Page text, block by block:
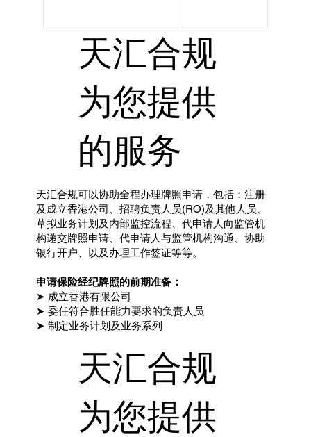
天汇合规
为您提供
的服务
天汇合规可以协助全程办理牌照申请，包括：注册
及成立香港公司、招聘负责人员(RO)及其他人员、
草拟业务计划及内部监控流程、代申请人向监管机
构递交牌照申请、代申请人与监管机构沟通、协助
银行开户、以及办理工作签证等等。
申请保险经纪牌照的前期准备：
➤ 成立香港有限公司
➤ 委任符合胜任能力要求的负责人员
➤ 制定业务计划及业务系列
天汇合规
为您提供